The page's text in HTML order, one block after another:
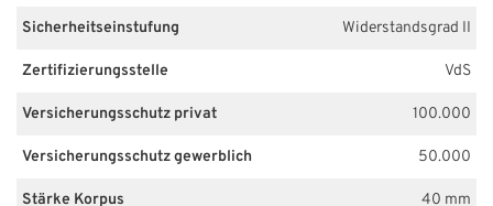
Sicherheitseinstufung Widerstandsgrad II
Zertifizierungsstelle VdS
Versicherungsschutz privat 100.000
Versicherungsschutz gewerblich 50.000
Stärke Korpus 40 mm